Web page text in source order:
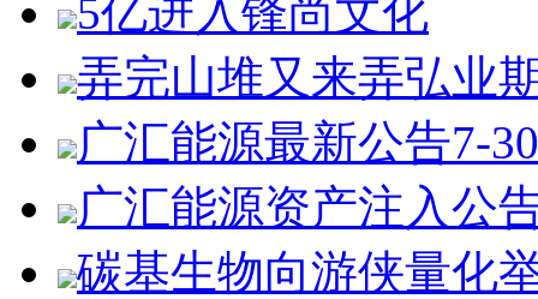
5亿进入锋尚文化
弄完山堆又来弄弘业
广汇能源最新公告7-30
广汇能源资产注入公
碳基生物向游侠量化